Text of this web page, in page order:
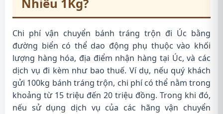
Chi phí vận chuyển bánh tráng trộn đi Úc bằng
đường biển có thể dao động phụ thuộc vào khối
lượng hàng hóa, địa điểm nhận hàng tại Úc, và các
dịch vụ đi kèm như bao thuế. Ví dụ, nếu quý khách
gửi 100kg bánh tráng trộn, chi phí có thể nằm trong
khoảng từ 15 triệu đến 20 triệu đồng. Trong khi đó,
nếu sử dụng dịch vụ của các hãng vận chuyển